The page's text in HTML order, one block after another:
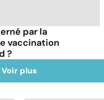
par la
vaccination
?
Voir plus